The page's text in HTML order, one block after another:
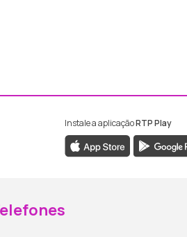
da RTP Madeira
da RTP Madeira
Instale a aplicaçãoRTP Play